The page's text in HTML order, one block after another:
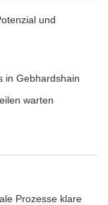
und
in Gebhardshain
warten
Prozesse klare